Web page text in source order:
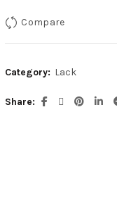
Compare
Category: Lack
Share